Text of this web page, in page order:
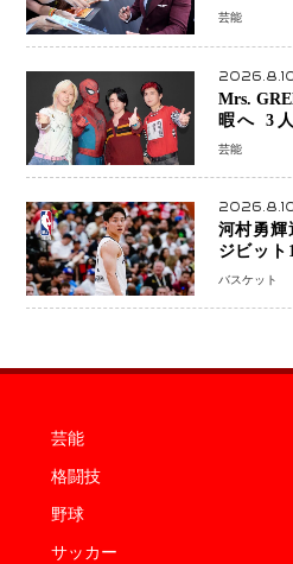
ジング』
芸能
Mrs.
暇へ 3
間”「自
芸能
河村勇輝
ジビット
な一歩
バスケット
芸能
格闘技
野球
サッカー